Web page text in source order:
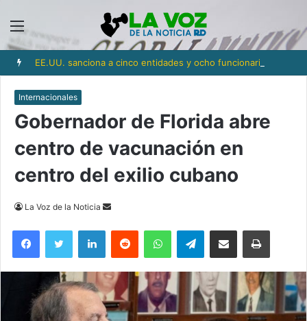
Menú
Internacionales
Gobernador de Florida abre
centro de vacunación en
centro del exilio cubano
La Voz de la Noticia
Send
email
FacebookTwitter LinkedInReddit WhatsAppTelegramCompartir via Email Imprimi